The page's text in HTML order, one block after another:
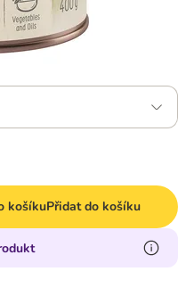
košíkuPřidat do košíku